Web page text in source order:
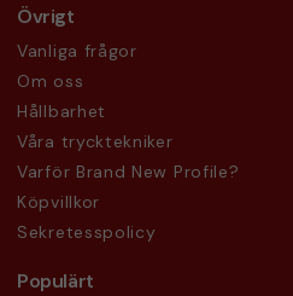
Övrigt
Vanliga frågor
Om oss
Hållbarhet
Våra trycktekniker
Varför Brand New Profile?
Köpvillkor
Sekretesspolicy
Populärt